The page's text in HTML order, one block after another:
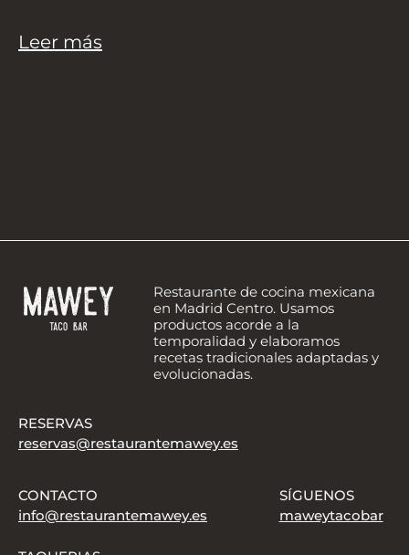
Leer más
Restaurante de cocina mexicana
en Madrid Centro. Usamos
productos acorde a la
temporalidad y elaboramos
recetas tradicionales adaptadas y
evolucionadas.
RESERVAS
reservas@restaurantemawey.es
CONTACTO
info@restaurantemawey.es
SÍGUENOS
maweytacobar